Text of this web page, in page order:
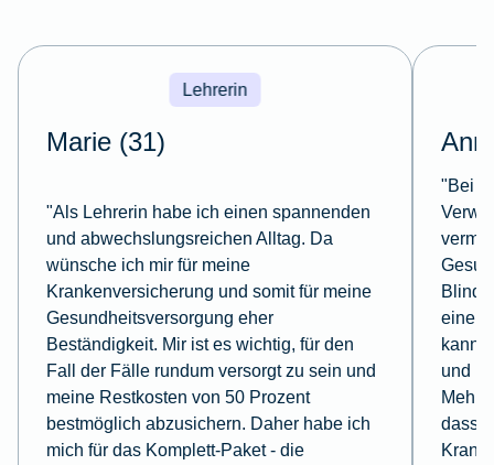
Lehrerin
Marie (31)
"Als Lehrerin habe ich einen spannenden
und abwechslungsreichen Alltag. Da
wünsche ich mir für meine
Krankenversicherung und somit für meine
Gesundheitsversorgung eher
Beständigkeit. Mir ist es wichtig, für den
Fall der Fälle rundum versorgt zu sein und
meine Restkosten von 50 Prozent
bestmöglich abzusichern. Daher habe ich
mich für das Komplett-Paket - die
"Bei
eine
kann.
und
dass